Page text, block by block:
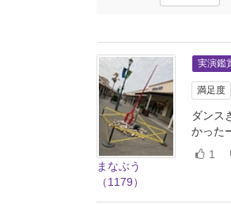
まなぶう
（1179）
実演鑑
満足度
ダンス
かった
1